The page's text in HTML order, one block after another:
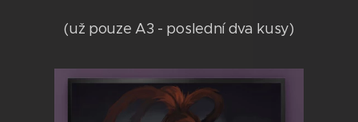
(už pouze A3 - poslední dva kusy)